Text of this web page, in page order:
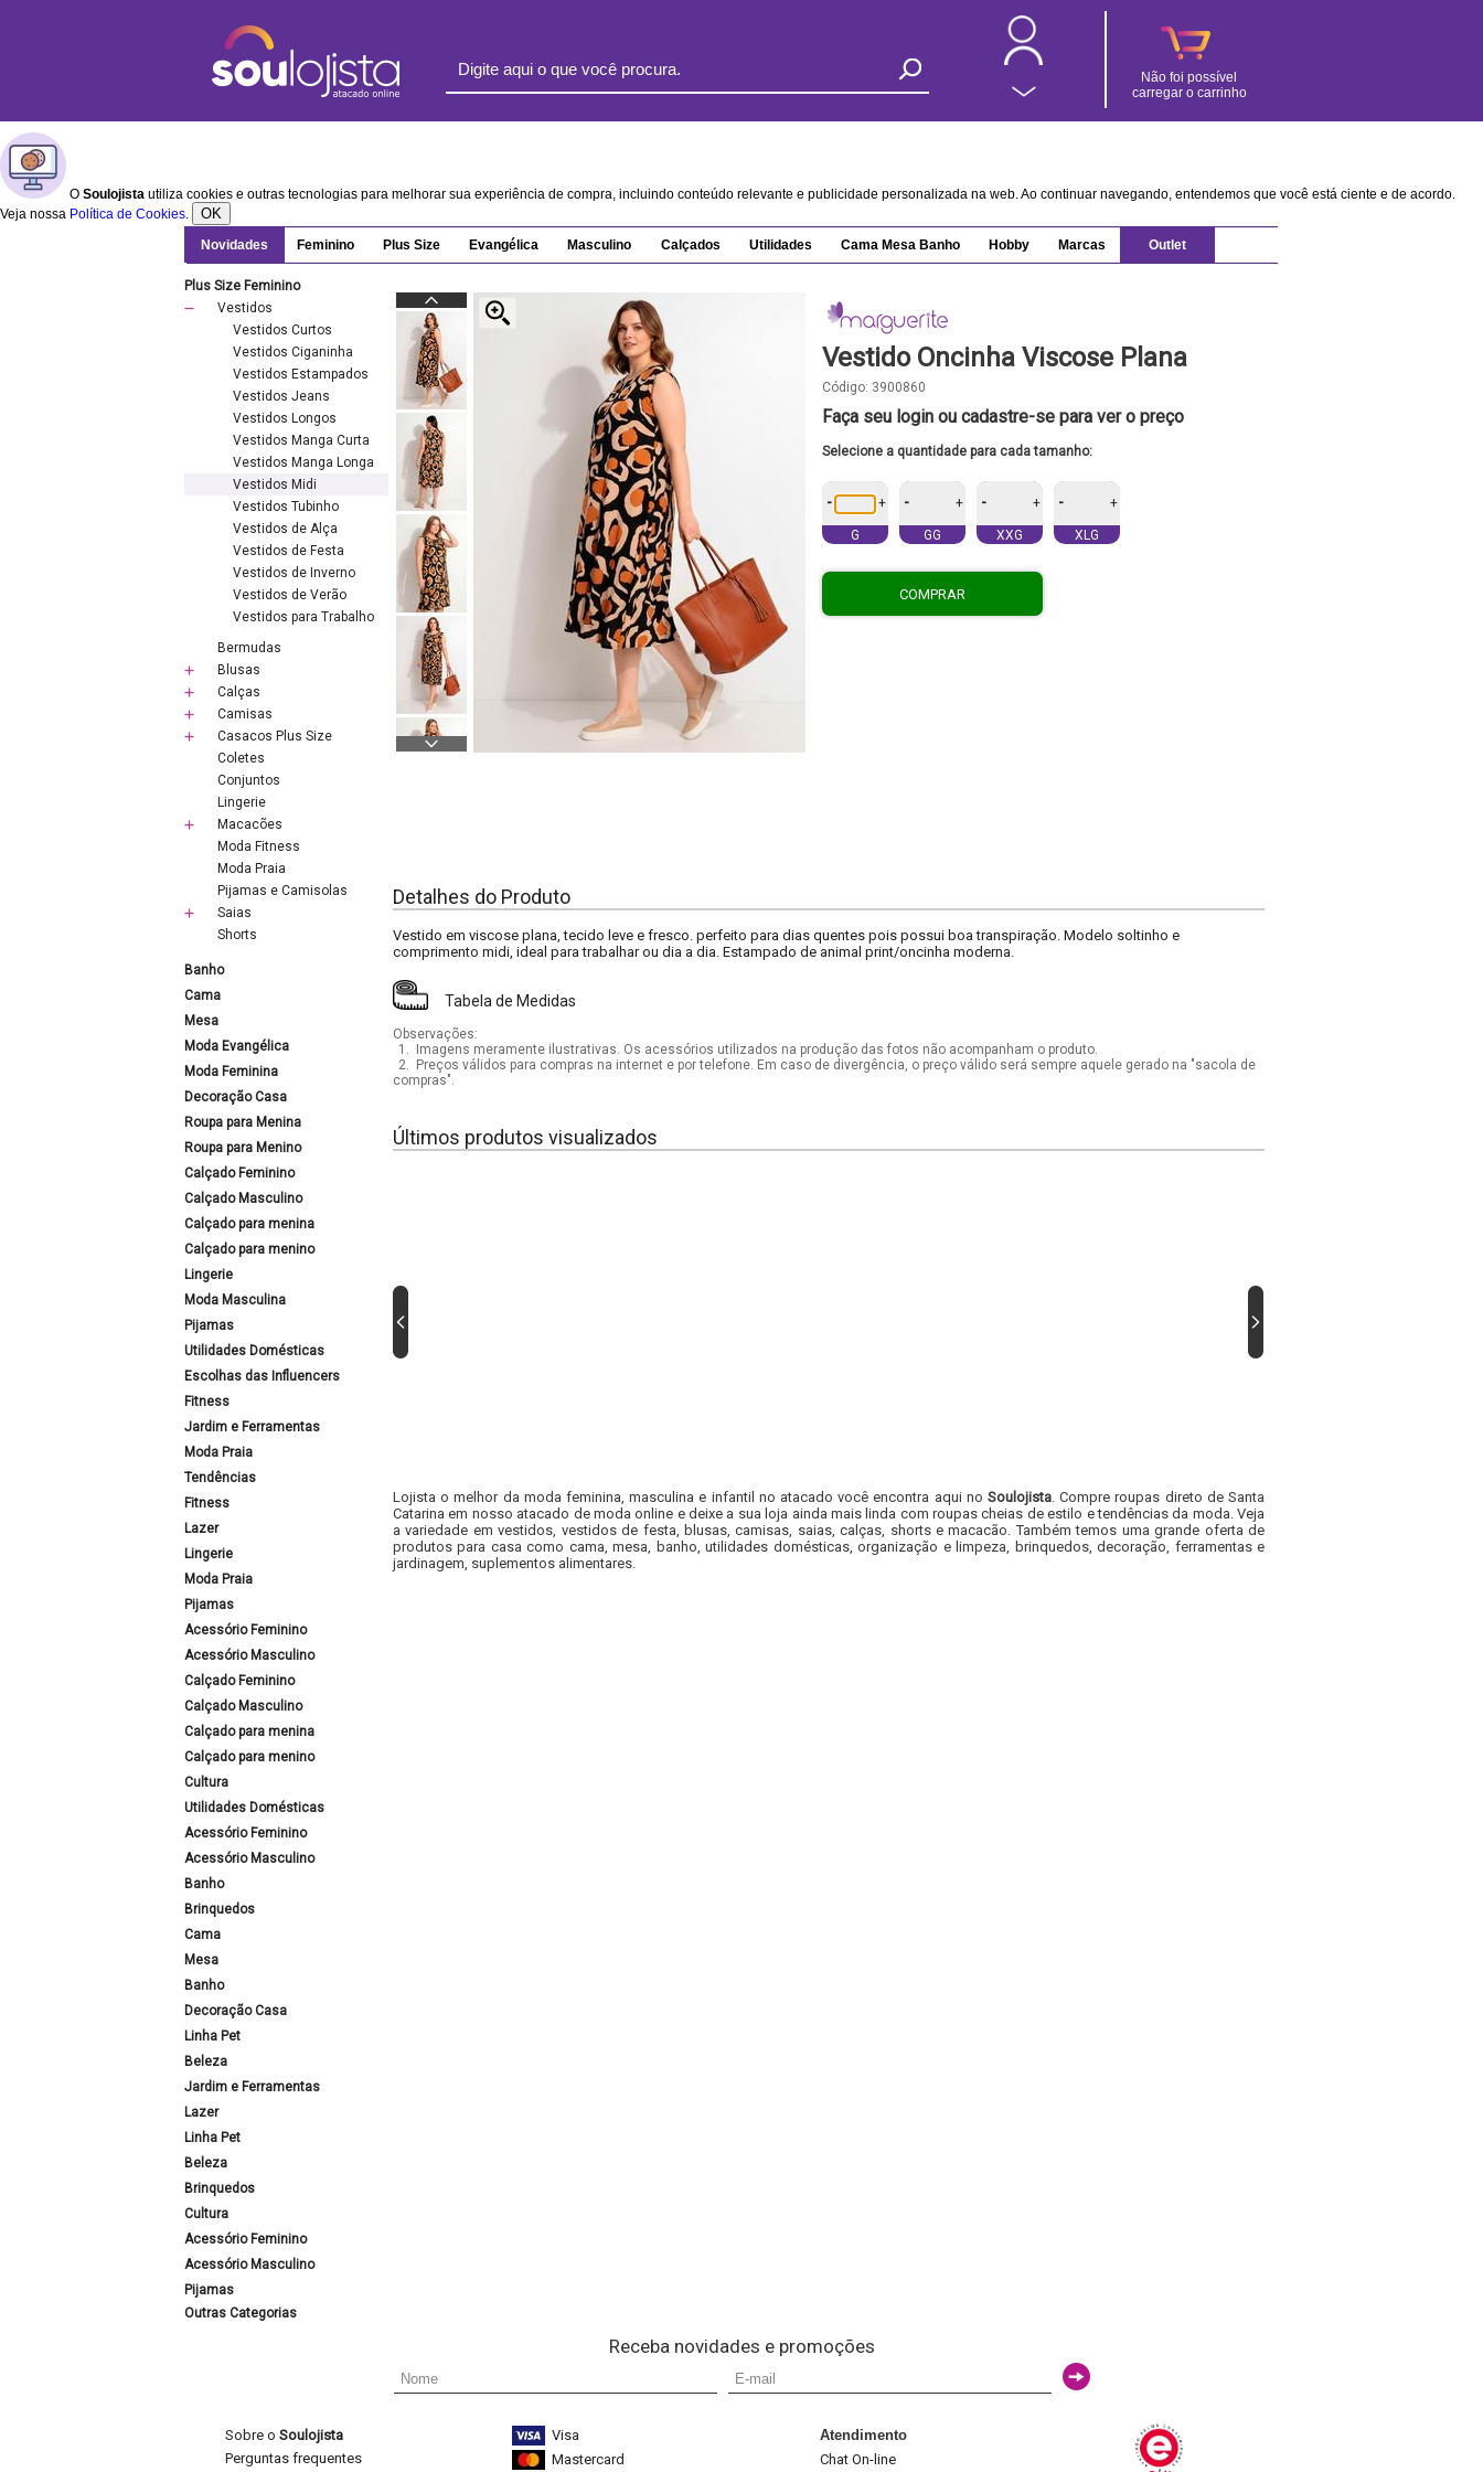
Não foi possível
carregar o carrinho
O Soulojista utiliza cookies e outras tecnologias para melhorar sua experiência de compra, incluindo conteúdo relevante e publicidade personalizada na web. Ao continuar navegando, entendemos que você está ciente e de acordo.
Veja nossa Política de Cookies. OK
Novidades Feminino Plus Size Evangélica Masculino Calçados Utilidades Cama Mesa Banho Hobby Marcas Outlet
Plus Size Feminino
Vestidos
Vestidos Curtos
Vestidos Ciganinha
Vestidos Estampados
Vestidos Jeans
Vestidos Longos
Vestidos Manga Curta
Vestidos Manga Longa
Vestidos Midi
Vestidos Tubinho
Vestidos de Alça
Vestidos de Festa
Vestidos de Inverno
Vestidos de Verão
Vestidos para Trabalho
Bermudas
Blusas
Calças
Camisas
Casacos Plus Size
Coletes
Conjuntos
Lingerie
Macacões
Moda Fitness
Moda Praia
Pijamas e Camisolas
Saias
Shorts
Banho
Cama
Mesa
Moda Evangélica
Moda Feminina
Decoração Casa
Roupa para Menina
Roupa para Menino
Calçado Feminino
Calçado Masculino
Calçado para menina
Calçado para menino
Lingerie
Moda Masculina
Pijamas
Utilidades Domésticas
Escolhas das Influencers
Fitness
Jardim e Ferramentas
Moda Praia
Tendências
Fitness
Lazer
Lingerie
Moda Praia
Pijamas
Acessório Feminino
Acessório Masculino
Calçado Feminino
Calçado Masculino
Calçado para menina
Calçado para menino
Cultura
Utilidades Domésticas
Acessório Feminino
Acessório Masculino
Banho
Brinquedos
Cama
Mesa
Banho
Decoração Casa
Linha Pet
Beleza
Jardim e Ferramentas
Lazer
Linha Pet
Beleza
Brinquedos
Cultura
Acessório Feminino
Acessório Masculino
Pijamas
Outras Categorias
Vestido Oncinha Viscose Plana
Código: 3900860
Faça seu login ou cadastre-se para ver o preço
Selecione a quantidade para cada tamanho:
- +
G
- +
GG
- +
XXG
- +
XLG
COMPRAR
Detalhes do Produto
Vestido em viscose plana, tecido leve e fresco. perfeito para dias quentes pois possui boa transpiração. Modelo soltinho e
comprimento midi, ideal para trabalhar ou dia a dia. Estampado de animal print/oncinha moderna.
Tabela de Medidas
Observações:
1.
Imagens meramente ilustrativas. Os acessórios utilizados na produção das fotos não acompanham o produto.
2.
Preços válidos para compras na internet e por telefone. Em caso de divergência, o preço válido será sempre aquele gerado na "sacola de
compras".
Últimos produtos visualizados
Lojista o melhor da moda feminina, masculina e infantil no atacado você encontra aqui no Soulojista. Compre roupas direto de Santa
Catarina em nosso atacado de moda online e deixe a sua loja ainda mais linda com roupas cheias de estilo e tendências da moda. Veja
a variedade em vestidos, vestidos de festa, blusas, camisas, saias, calças, shorts e macacão. Também temos uma grande oferta de
produtos para casa como cama, mesa, banho, utilidades domésticas, organização e limpeza, brinquedos, decoração, ferramentas e
jardinagem, suplementos alimentares.
Receba novidades e promoções
Sobre o Soulojista
Perguntas frequentes
Visa
Mastercard
Atendimento
Chat On-line